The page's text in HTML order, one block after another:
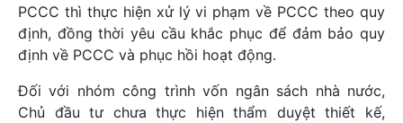
PCCC thì thực hiện xử lý vi phạm về PCCC theo quy
định, đồng thời yêu cầu khắc phục để đảm bảo quy
định về PCCC và phục hồi hoạt động.
Đối với nhóm công trình vốn ngân sách nhà nước,
Chủ đầu tư chưa thực hiện thẩm duyệt thiết kế,